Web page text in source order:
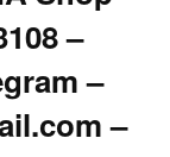
–
–
–